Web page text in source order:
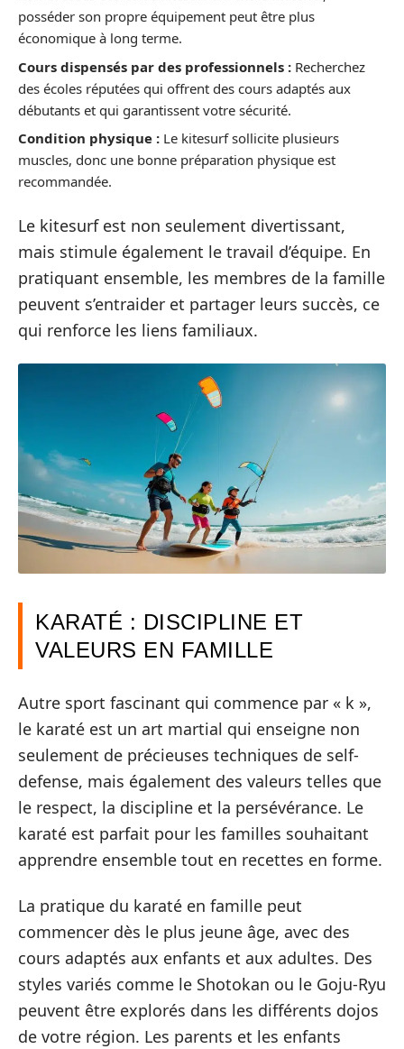
posséder son propre équipement peut être plus
économique à long terme.
Cours dispensés par des professionnels : Recherchez
des écoles réputées qui offrent des cours adaptés aux
débutants et qui garantissent votre sécurité.
Condition physique : Le kitesurf sollicite plusieurs
muscles, donc une bonne préparation physique est
recommandée.
Le kitesurf est non seulement divertissant,
mais stimule également le travail d’équipe. En
pratiquant ensemble, les membres de la famille
peuvent s’entraider et partager leurs succès, ce
qui renforce les liens familiaux.
KARATÉ : DISCIPLINE ET
VALEURS EN FAMILLE
Autre sport fascinant qui commence par « k »,
le karaté est un art martial qui enseigne non
seulement de précieuses techniques de self-
defense, mais également des valeurs telles que
le respect, la discipline et la persévérance. Le
karaté est parfait pour les familles souhaitant
apprendre ensemble tout en recettes en forme.
La pratique du karaté en famille peut
commencer dès le plus jeune âge, avec des
cours adaptés aux enfants et aux adultes. Des
styles variés comme le Shotokan ou le Goju-Ryu
peuvent être explorés dans les différents dojos
de votre région. Les parents et les enfants